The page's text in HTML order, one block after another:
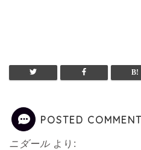
POSTED COMMENT
ニダール より: